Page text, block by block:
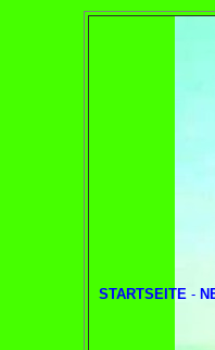
STARTSEITE -